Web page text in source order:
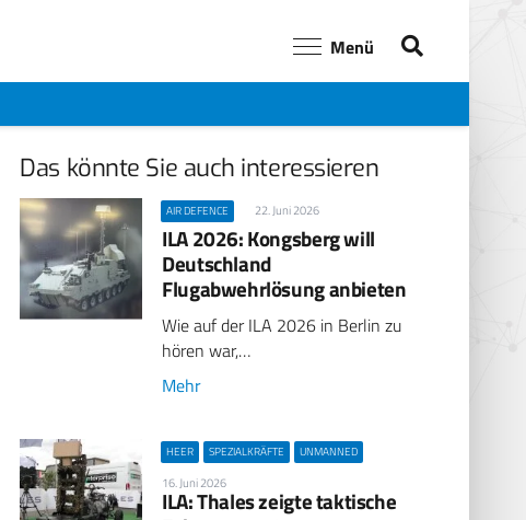
Menü
Das könnte Sie auch interessieren
AIR DEFENCE 22. Juni 2026
ILA 2026: Kongsberg will
Deutschland
Flugabwehrlösung anbieten
Wie auf der ILA 2026 in Berlin zu
hören war,…
Mehr
HEER SPEZIALKRÄFTE UNMANNED
16. Juni 2026
ILA: Thales zeigte taktische